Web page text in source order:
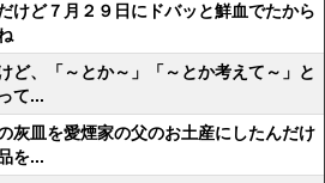
けど７月２９日にドバッと鮮血でたから
ど、「～とか～」「～とか考えて～」と
て...
灰皿を愛煙家の父のお土産にしたんだけ
を...